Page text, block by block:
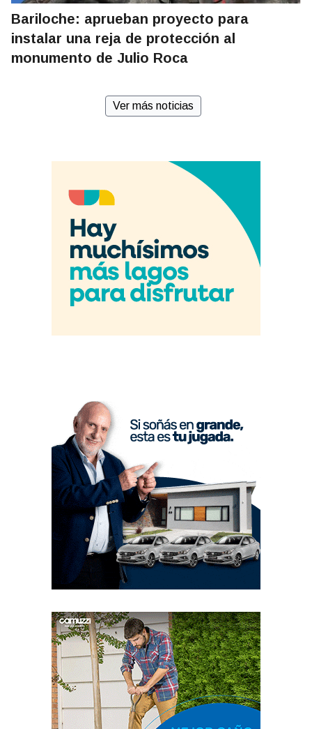
Bariloche: aprueban proyecto para
instalar una reja de protección al
monumento de Julio Roca
Ver más noticias